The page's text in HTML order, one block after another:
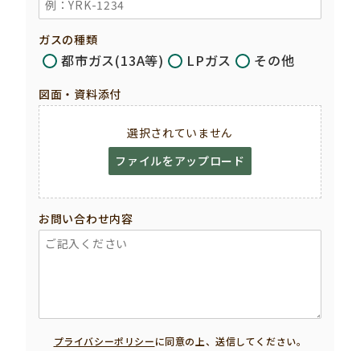
ガスの種類
都市ガス(13A等) LPガス その他
図面・資料添付
選択されていません
ファイルをアップロード
お問い合わせ内容
プライバシーポリシーに同意の上、送信してください。